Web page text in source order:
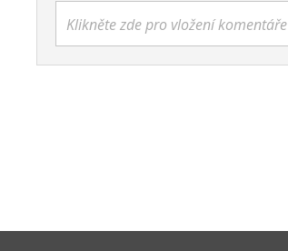
Klikněte zde pro vložení komentáře